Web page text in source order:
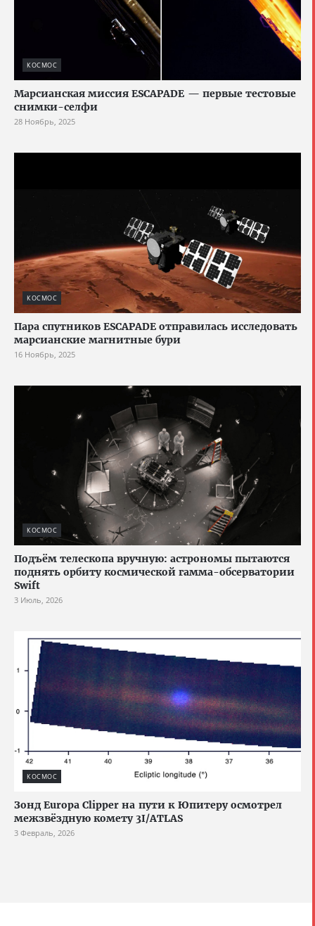
КОСМОС
Марсианская миссия ESCAPADE — первые тестовые
снимки-селфи
28 Ноябрь, 2025
КОСМОС
Пара спутников ESCAPADE отправилась исследовать
марсианские магнитные бури
16 Ноябрь, 2025
КОСМОС
Подъём телескопа вручную: астрономы пытаются
поднять орбиту космической гамма-обсерватории
Swift
3 Июль, 2026
КОСМОС
Зонд Europa Clipper на пути к Юпитеру осмотрел
межзвёздную комету 3I/ATLAS
3 Февраль, 2026